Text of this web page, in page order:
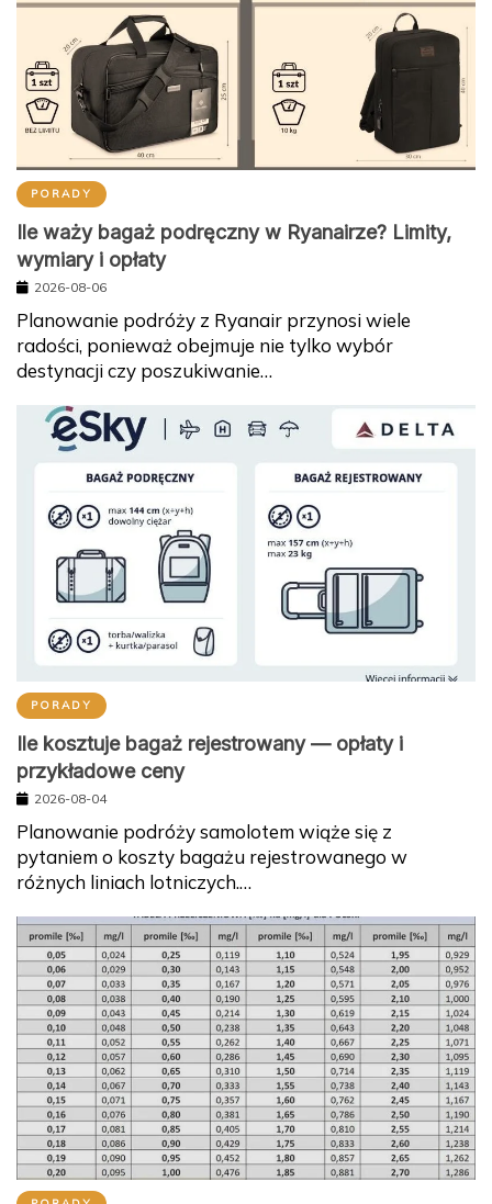
PORADY
Ile waży bagaż podręczny w Ryanairze? Limity,
wymiary i opłaty
2026-08-06
Planowanie podróży z Ryanair przynosi wiele
radości, ponieważ obejmuje nie tylko wybór
destynacji czy poszukiwanie…
PORADY
Ile kosztuje bagaż rejestrowany — opłaty i
przykładowe ceny
2026-08-04
Planowanie podróży samolotem wiąże się z
pytaniem o koszty bagażu rejestrowanego w
różnych liniach lotniczych.…